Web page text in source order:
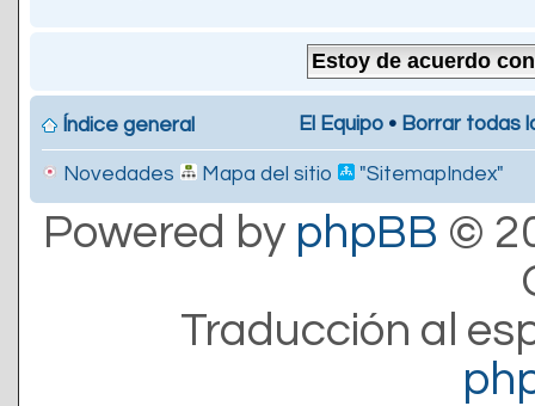
Índice general El Equipo • Borrar todas
Novedades Mapa del sitio "SitemapIndex"
Powered by phpBB ©
Traducción al